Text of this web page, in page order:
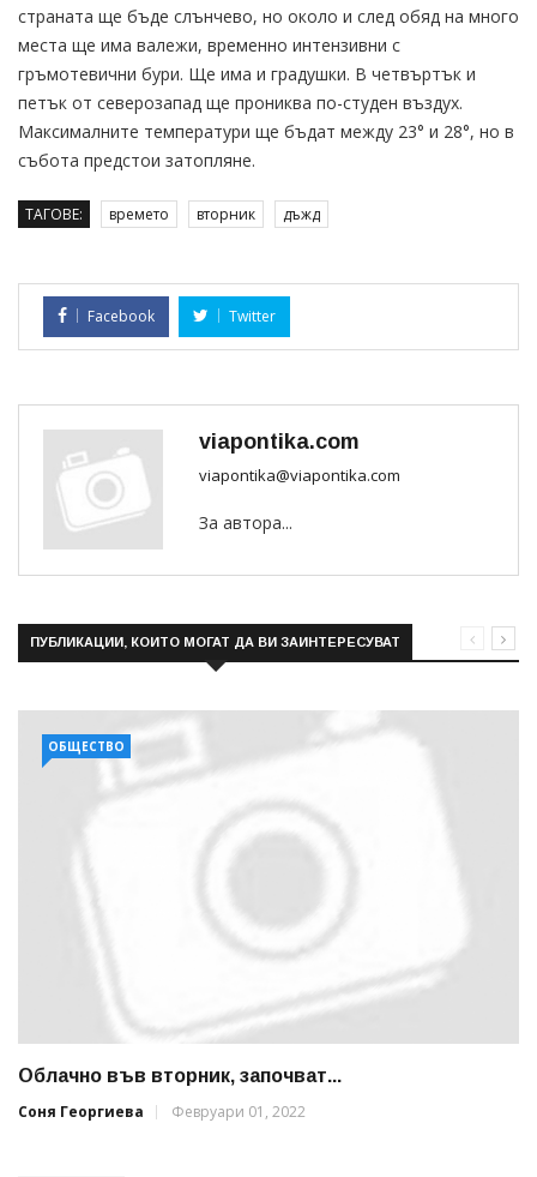
страната ще бъде слънчево, но около и след обяд на много
места ще има валежи, временно интензивни с
гръмотевични бури. Ще има и градушки. В четвъртък и
петък от северозапад ще прониква по-студен въздух.
Максималните температури ще бъдат между 23° и 28°, но в
събота предстои затопляне.
ТАГОВЕ: времето вторник дъжд
Facebook Twitter
viapontika.com
viapontika@viapontika.com
За автора...
ПУБЛИКАЦИИ, КОИТО МОГАТ ДА ВИ ЗАИНТЕРЕСУВАТ
ОБЩЕСТВО
Облачно във вторник, започват...
Соня Георгиева
Февруари 01, 2022